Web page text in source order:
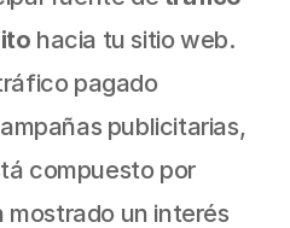
hacia tu sitio web.
pagado
publicitarias,
compuesto por
mostrado un interés